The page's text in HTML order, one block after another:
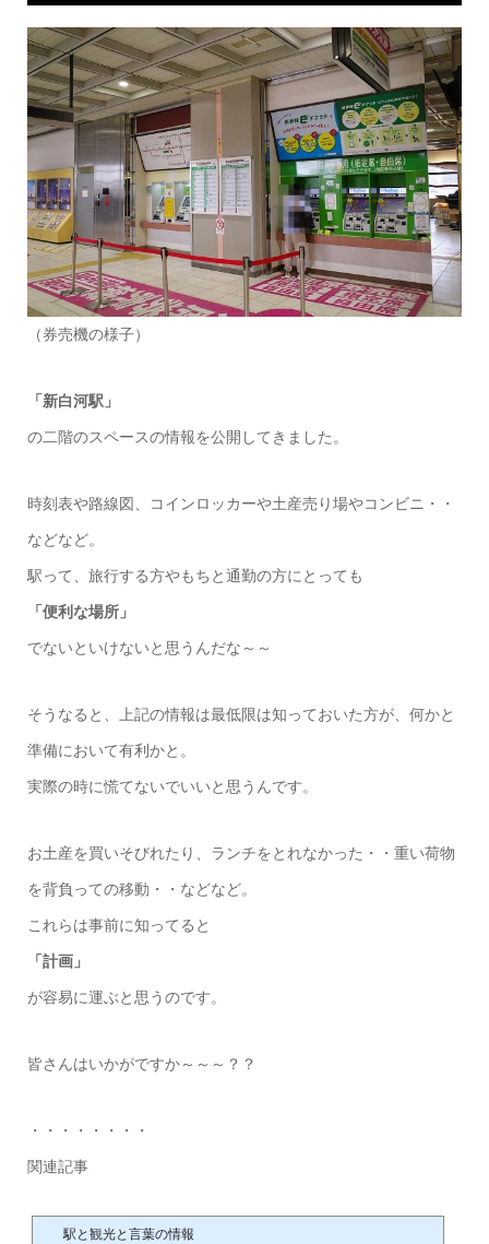
（券売機の様子）
「新白河駅」
の二階のスペースの情報を公開してきました。
時刻表や路線図、コインロッカーや土産売り場やコンビニ・・
などなど。
駅って、旅行する方やもちと通勤の方にとっても
「便利な場所」
でないといけないと思うんだな～～
そうなると、上記の情報は最低限は知っておいた方が、何かと
準備において有利かと。
実際の時に慌てないでいいと思うんです。
お土産を買いそびれたり、ランチをとれなかった・・重い荷物
を背負っての移動・・などなど。
これらは事前に知ってると
「計画」
が容易に運ぶと思うのです。
皆さんはいかがですか～～～？？
・・・・・・・・
関連記事
駅と観光と言葉の情報